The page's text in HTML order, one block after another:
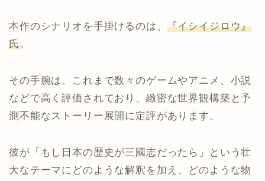
本作のシナリオを手掛けるのは、 『イシイジロウ』
氏。
その手腕は、これまで数々のゲームやアニメ、小説
などで高く評価されており、緻密な世界観構築と予
測不能なストーリー展開に定評があります。
彼が「もし日本の歴史が三國志だったら」という壮
大なテーマにどのような解釈を加え、どのような物